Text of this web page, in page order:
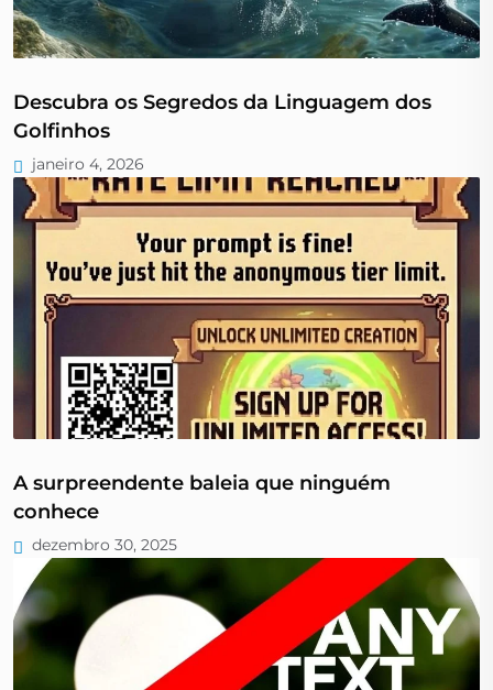
Descubra os Segredos da Linguagem dos
Golfinhos
janeiro 4, 2026
A surpreendente baleia que ninguém
conhece
dezembro 30, 2025